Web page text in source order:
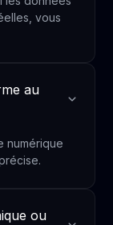
vous
au
numérique
ou